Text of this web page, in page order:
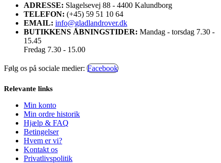
ADRESSE: Slagelsevej 88 - 4400 Kalundborg
TELEFON: (+45) 59 51 10 64
EMAIL: info@gladlandrover.dk
BUTIKKENS ÅBNINGSTIDER: Mandag - torsdag 7.30 -
15.45
Fredag 7.30 - 15.00
Følg os på sociale medier: Facebook
Relevante links
Min konto
Min ordre historik
Hjælp & FAQ
Betingelser
Hvem er vi?
Kontakt os
Privatlivspolitik